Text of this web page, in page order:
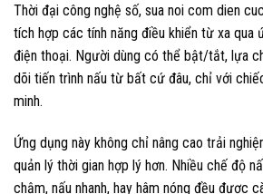
Thời đại công nghệ số, sua noi com dien
tích hợp các tính năng điều khiển từ xa qua
điện thoại. Người dùng có thể bật/tắt, lựa
dõi tiến trình nấu từ bất cứ đâu, chỉ với
minh.
Ứng dụng này không chỉ nâng cao trải
quản lý thời gian hợp lý hơn. Nhiều chế độ
chậm, nấu nhanh, hay hâm nóng đều được